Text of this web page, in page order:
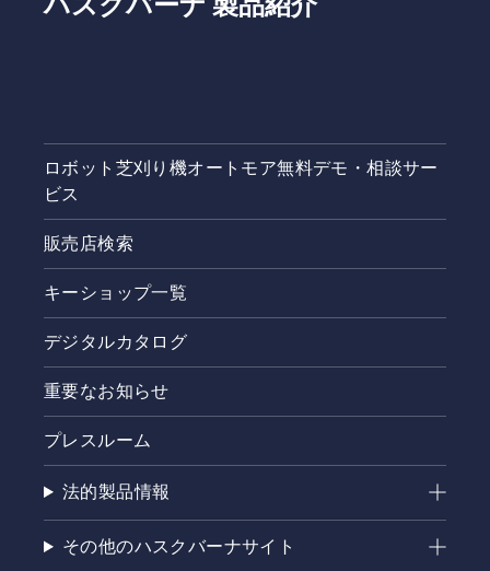
ロボット芝刈り機オートモア無料デモ・相談サー
ビス
販売店検索
キーショップ一覧
デジタルカタログ
重要なお知らせ
プレスルーム
法的製品情報
その他のハスクバーナサイト